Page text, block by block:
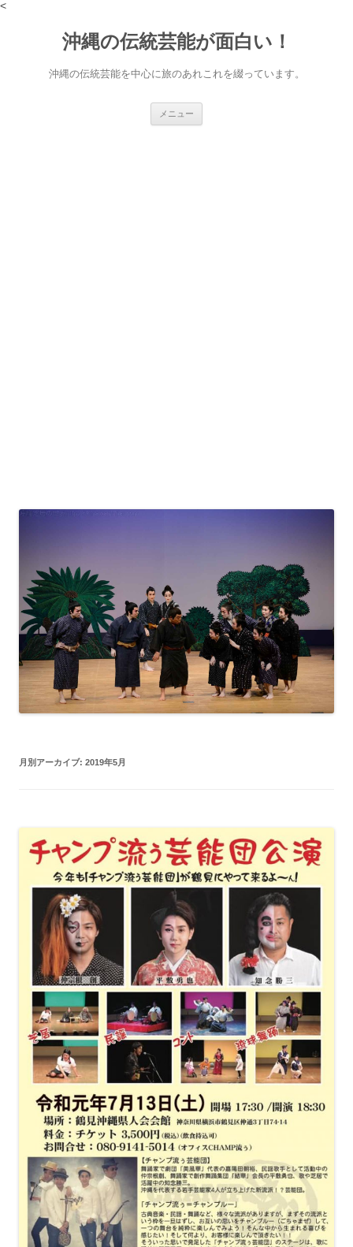
<
沖縄の伝統芸能が面白い！
沖縄の伝統芸能を中心に旅のあれこれを綴っています。
メニュー
月別アーカイブ: 2019年5月